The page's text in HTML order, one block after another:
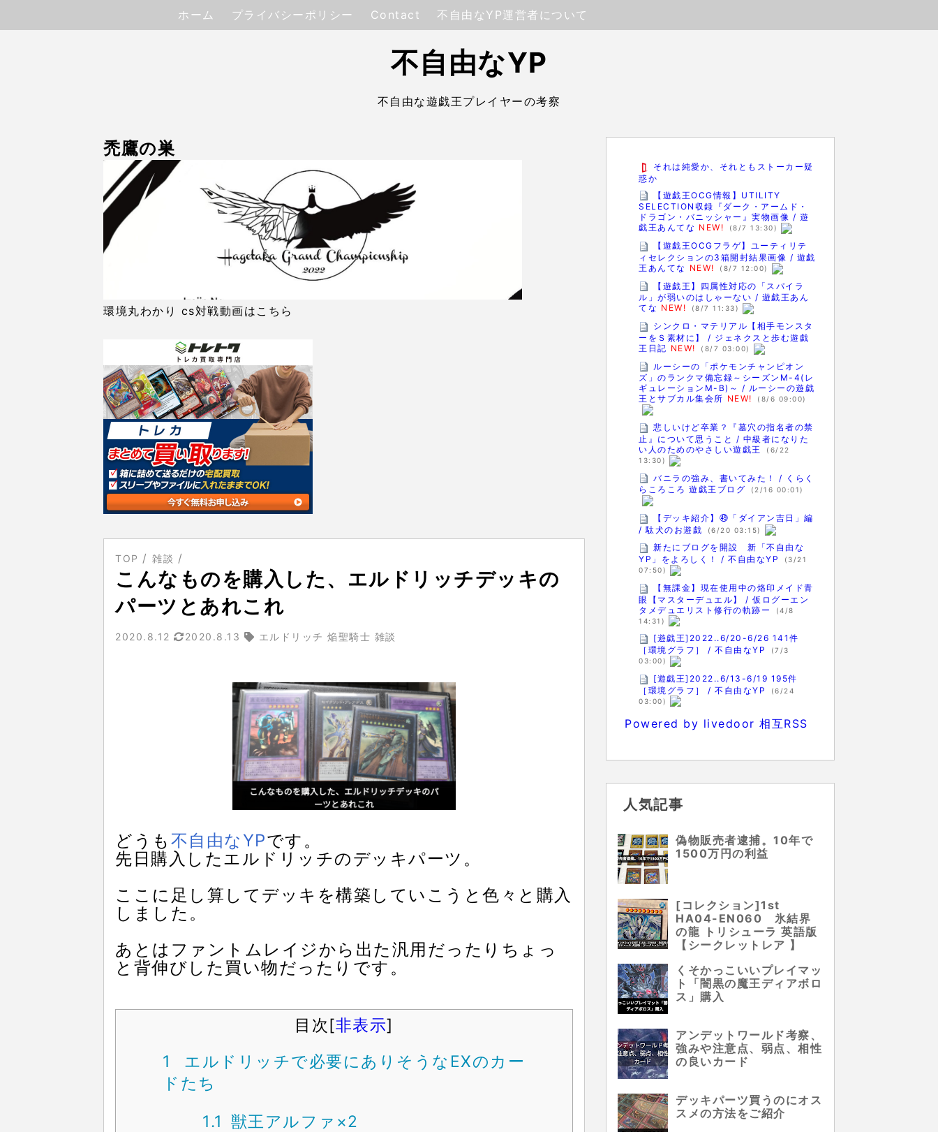
ホーム プライバシーポリシー Contact 不自由なYP運営者について
不自由なYP
不自由な遊戯王プレイヤーの考察
禿鷹の巣
環境丸わかり cs対戦動画はこちら
TOP 雑談
こんなものを購入した、エルドリッチデッキの
パーツとあれこれ
2020.8.12 2020.8.13 エルドリッチ 焔聖騎士 雑談
どうも 不自由なYPです。
先日購入したエルドリッチのデッキパーツ。
ここに足し算してデッキを構築していこうと色々と購入
しました。
あとはファントムレイジから出た汎用だったりちょっ
と背伸びした買い物だったりです。
目次[非表示]
1
エルドリッチで必要にありそうなEXのカー
ドたち
1.1 獣王アルファ×2
それは純愛か、それともストーカー疑
惑か
【遊戯王OCG情報】UTILITY
SELECTION収録『ダーク・アームド・
ドラゴン・バニッシャー』実物画像 / 遊
戯王あんてな NEW! (8/7 13:30)
【遊戯王OCGフラゲ】ユーティリテ
ィセレクションの3箱開封結果画像 / 遊戯
王あんてな NEW! (8/7 12:00)
【遊戯王】四属性対応の「スパイラ
ル」が弱いのはしゃーない / 遊戯王あん
てな NEW! (8/7 11:33)
シンクロ・マテリアル【相手モンスタ
ーをＳ素材に】 / ジェネクスと歩む遊戯
王日記 NEW! (8/7 03:00)
ルーシーの「ポケモンチャンピオン
ズ」のランクマ備忘録～シーズンM-4(レ
ギュレーションM-B)～ / ルーシーの遊戯
王とサブカル集会所 NEW! (8/6 09:00)
悲しいけど卒業？『墓穴の指名者の禁
止』について思うこと / 中級者になりた
い人のためのやさしい遊戯王
(6/22
13:30)
バニラの強み、書いてみた！ / くらく
らころころ 遊戯王ブログ
(2/16 00:01)
【デッキ紹介】㊾「ダイアン吉日」編
/ 駄犬のお遊戯
(6/20 03:15)
新たにブログを開設 新「不自由な
YP」をよろしく！ / 不自由なYP
(3/21
07:50)
【無課金】現在使用中の烙印メイド青
眼【マスターデュエル】 / 仮ログーエン
タメデュエリスト修行の軌跡ー
(4/8
14:31)
[遊戯王]2022..6/20-6/26 141件
［環境グラフ］ / 不自由なYP
(7/3
03:00)
[遊戯王]2022..6/13-6/19 195件
［環境グラフ］ / 不自由なYP
(6/24
03:00)
Powered by livedoor 相互RSS
人気記事
偽物販売者逮捕。10年で
1500万円の利益
[コレクション]1st
HA04-EN060 氷結界
の龍 トリシューラ 英語版
【シークレットレア 】
くそかっこいいプレイマッ
ト「闇黒の魔王ディアボロ
ス」購入
アンデットワールド考察、
強みや注意点、弱点、相性
の良いカード
デッキパーツ買うのにオス
スメの方法をご紹介